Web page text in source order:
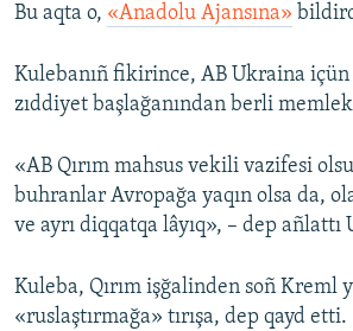
Bu aqta o, «Anadolu Ajansına»
Kulebanıñ fikirince, AB Ukraina içün
zıddiyet başlağanından berli
«AB Qırım mahsus vekili vazifesi
buhranlar Avropağa yaqın olsa da,
ve ayrı diqqatqa lâyıq», – dep
Kuleba, Qırım işğalinden soñ Kreml
«ruslaştırmağa» tırışa, dep qayd etti.